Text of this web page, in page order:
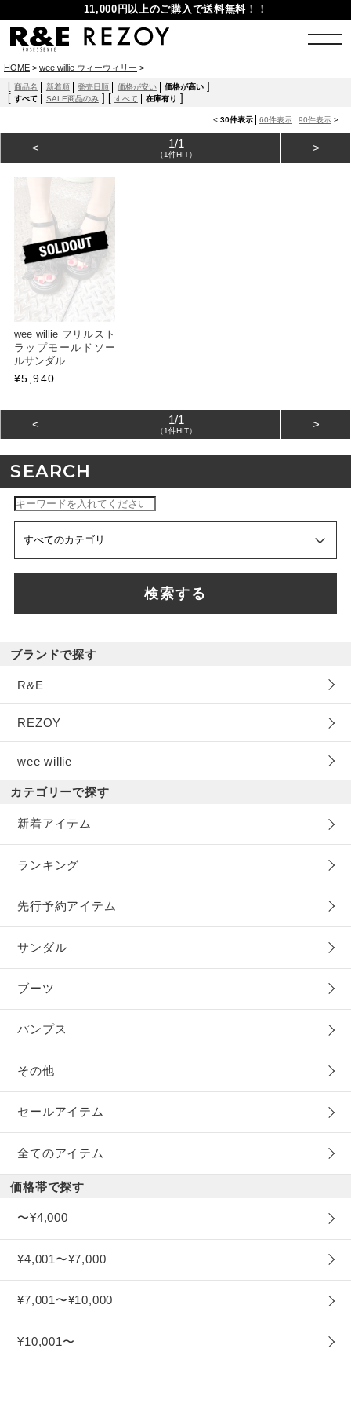
11,000円以上のご購入で送料無料！！
HOME > wee willie ウィーウィリー >
[商品名 新着順 発売日順 価格が安い 価格が高い ]
[すべて SALE商品のみ ] [ すべて 在庫有り ]
< 30件表示 60件表示 90件表示 >
< 1/1
（1件HIT） >
wee willie フリルスト
ラップモールドソー
ルサンダル
¥5,940
< 1/1
（1件HIT） >
SEARCH
検索する
ブランドで探す
R&E
REZOY
wee willie
カテゴリーで探す
新着アイテム
ランキング
先行予約アイテム
サンダル
ブーツ
パンプス
その他
セールアイテム
全てのアイテム
価格帯で探す
〜¥4,000
¥4,001〜¥7,000
¥7,001〜¥10,000
¥10,001〜